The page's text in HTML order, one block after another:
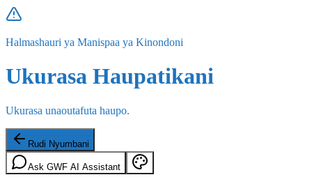
Halmashauri ya Manispaa ya Kinondoni
Ukurasa Haupatikani
Ukurasa unaoutafuta haupo.
Rudi Nyumbani
Ask GWF AI Assistant